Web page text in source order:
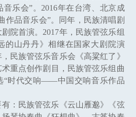
乐会”。2016年在台湾、北京成
作品音乐会”。同年，民族清唱剧
剧院首演。2017年，民族管弦乐组
的山丹丹》相继在国家大剧院演
民族管弦乐音乐会《高粱红了》
重点创作剧目，民族管弦乐组曲
“时代交响——中国交响音乐作品
：民族管弦乐《云山雁邈》《弦